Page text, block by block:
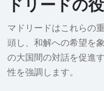
ドリードの
マドリードはこれらの
頭し、和解への希望を
の大国間の対話を促進
性を強調します。